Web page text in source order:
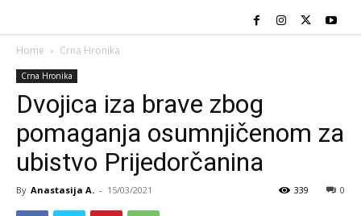
Home Crna Hronika
Crna Hronika
Dvojica iza brave zbog
pomaganja osumnjičenom za
ubistvo Prijedorčanina
By Anastasija A. - 15/03/2021 0
339